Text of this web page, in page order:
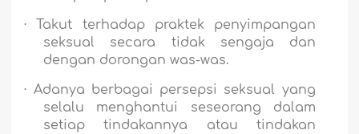
·
Takut terhadap praktek penyimpangan
seksual secara tidak sengaja dan
dengan dorongan was-was.
· Adanya berbagai persepsi seksual yang
selalu menghantui seseorang dalam
setiap tindakannya atau tindakan